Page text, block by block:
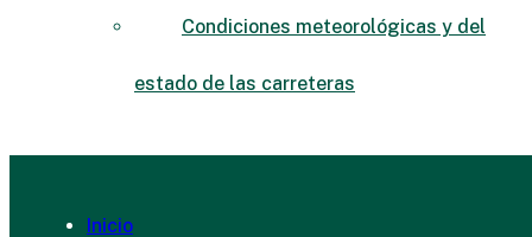
Condiciones meteorológicas y del
estado de las carreteras
Inicio